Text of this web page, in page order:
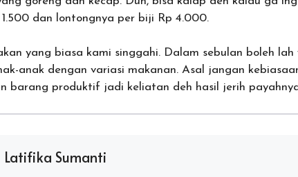
dan lontongnya per biji Rp 4.000.
yang biasa kami singgahi. Dalam sebulan boleh
anak dengan variasi makanan. Asal jangan
barang produktif jadi keliatan deh hasil jerih
Latifika Sumanti